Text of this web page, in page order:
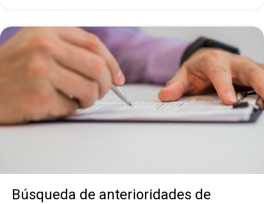
Búsqueda de anterioridades de